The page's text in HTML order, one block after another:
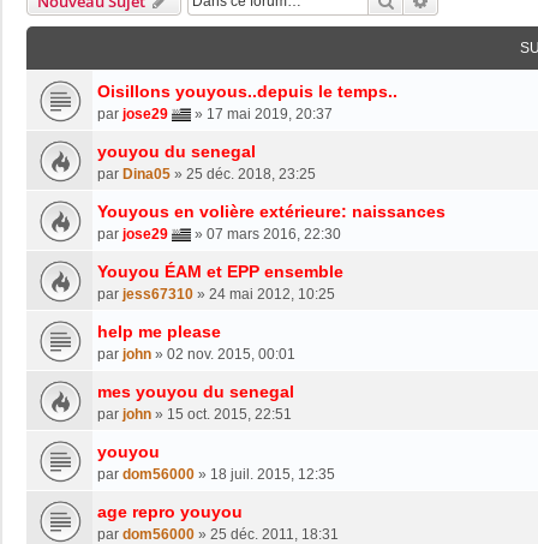
Oisillons youyous..depuis le temps..
par jose29 » 17 mai 2019, 20:37
youyou du senegal
par Dina05 » 25 déc. 2018, 23:25
Youyous en volière extérieure: naissances
par jose29 » 07 mars 2016, 22:30
Youyou ÉAM et EPP ensemble
par jess67310 » 24 mai 2012, 10:25
help me please
par john » 02 nov. 2015, 00:01
mes youyou du senegal
par john » 15 oct. 2015, 22:51
youyou
par dom56000 » 18 juil. 2015, 12:35
age repro youyou
par dom56000 » 25 déc. 2011, 18:31